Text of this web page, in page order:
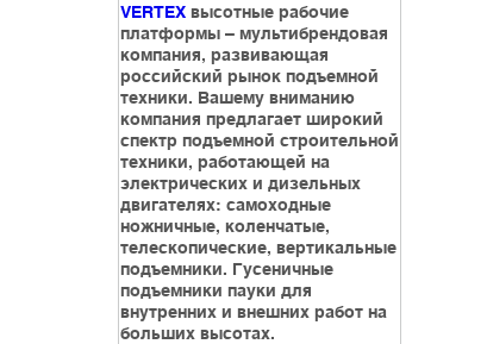
VERTEX высотные рабочие
платформы – мультибрендовая
компания, развивающая
российский рынок подъемной
техники. Вашему вниманию
компания предлагает широкий
спектр подъемной строительной
техники, работающей на
электрических и дизельных
двигателях: самоходные
ножничные, коленчатые,
телескопические, вертикальные
подъемники. Гусеничные
подъемники пауки для
внутренних и внешних работ на
больших высотах.